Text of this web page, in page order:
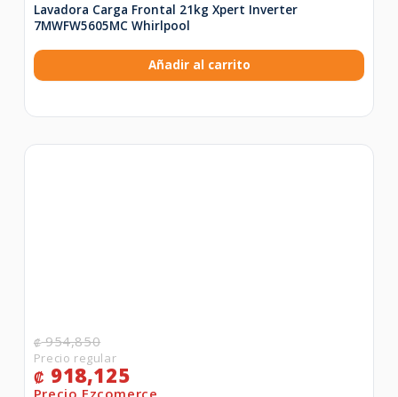
Lavadora Carga Frontal 21kg Xpert Inverter
7MWFW5605MC Whirlpool
Añadir al carrito
₡954,850
₡ 918,125